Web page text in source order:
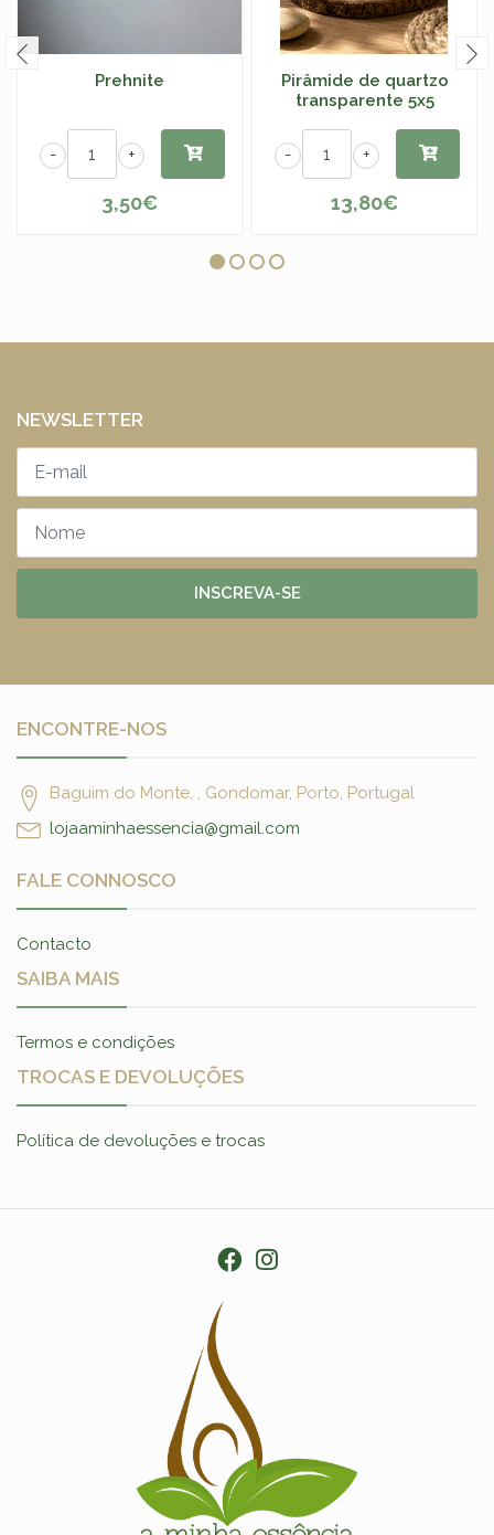
Prehnite
+
-
3,50€
Pirâmide de quartzo
transparente 5x5
+
-
13,80€
NEWSLETTER
INSCREVA-SE
ENCONTRE-NOS
Baguim do Monte, , Gondomar, Porto, Portugal
lojaaminhaessencia@gmail.com
FALE CONNOSCO
Contacto
SAIBA MAIS
Termos e condições
TROCAS E DEVOLUÇÕES
Política de devoluções e trocas